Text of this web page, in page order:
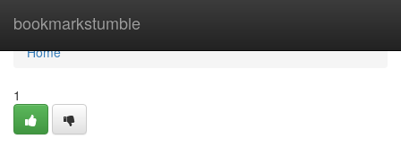
bookmarkstumble
Home
Home
1